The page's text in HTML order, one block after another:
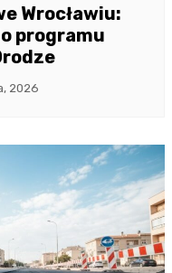
Wrocławiu:
programu
2026